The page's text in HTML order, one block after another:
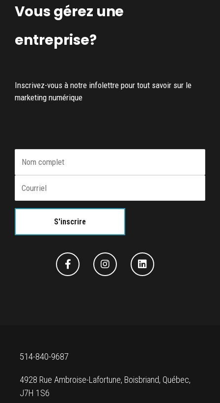
Vous gérez une
entreprise?
Inscrivez-vous à notre infolettre pour tout savoir sur le
marketing numérique
514-840-9687
4928 Rue Ambroise-Lafortune, Boisbriand, Québec,
J7H 1S6